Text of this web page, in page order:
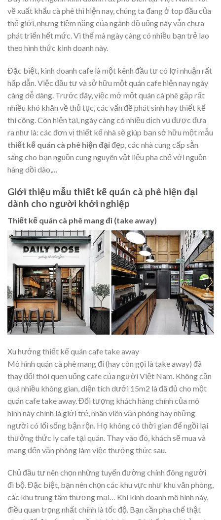
về xuất khẩu cà phê thì hiện nay, chúng ta đang ở top đầu của
thế giới, nhưng tiềm năng của ngành đồ uống này vẫn chưa
phát triển hết mức. Vì thế mà ngày càng có nhiều bạn trẻ lao
theo hình thức kinh doanh này.
Đặc biệt, kinh doanh cafe là một kênh đầu tư có lợi nhuận rất
hấp dẫn. Việc đầu tư và sở hữu một quán cafe hiện nay ngày
càng dễ dàng. Trước đây, việc mở một quán cà phê gặp rất
nhiều khó khăn về thủ tục, các vấn đề phát sinh hay thiết kế
thi công. Còn hiện tại, ngày càng có nhiều dịch vụ được đưa
ra như là: các đơn vị thiết kế nhà sẽ giúp bạn sở hữu một mẫu
thiết kế quán cà phê hiện đạiđẹp, các nhà cung cấp sẵn
sàng cho bạn nguồn cung nguyên vật liệu pha chế với nguồn
hàng dồi dào,…
Giới thiệu mẫu thiết kế quán cà phê hiện đại
dành cho người khởi nghiệp
Thiết kế quán cà phê mang đi (take away)
Xu hướng thiết kế quán cafe take away
Mô hình quán cà phê mang đi (hay còn gọi là take away) đã
thay đổi thói quen uống cafe của người Việt Nam. Không cần
quá nhiều không gian, diện tích dưới 15m2 là đã đủ cho một
quán cafe take away. Đối tượng khách hàng chính của mô
hình này chính là giới trẻ, nhân viên văn phòng hay những
người có lối sống bận rộn. Họ không có thời gian để ngồi lại
thưởng thức ly cafe tại quán. Thay vào đó, khách sẽ mua và
mang đến văn phòng làm việc thưởng thức sau.
Chủ đầu tư nên chọn những tuyến đường chính đông người
đi bộ. Đặc biệt, bạn nên chọn các khu vực như khu văn phòng,
các khu trung tâm thương mại… Khi kinh doanh mô hình này,
điều quan trọng nhất chính là tốc độ. Bạn cần pha chế thật